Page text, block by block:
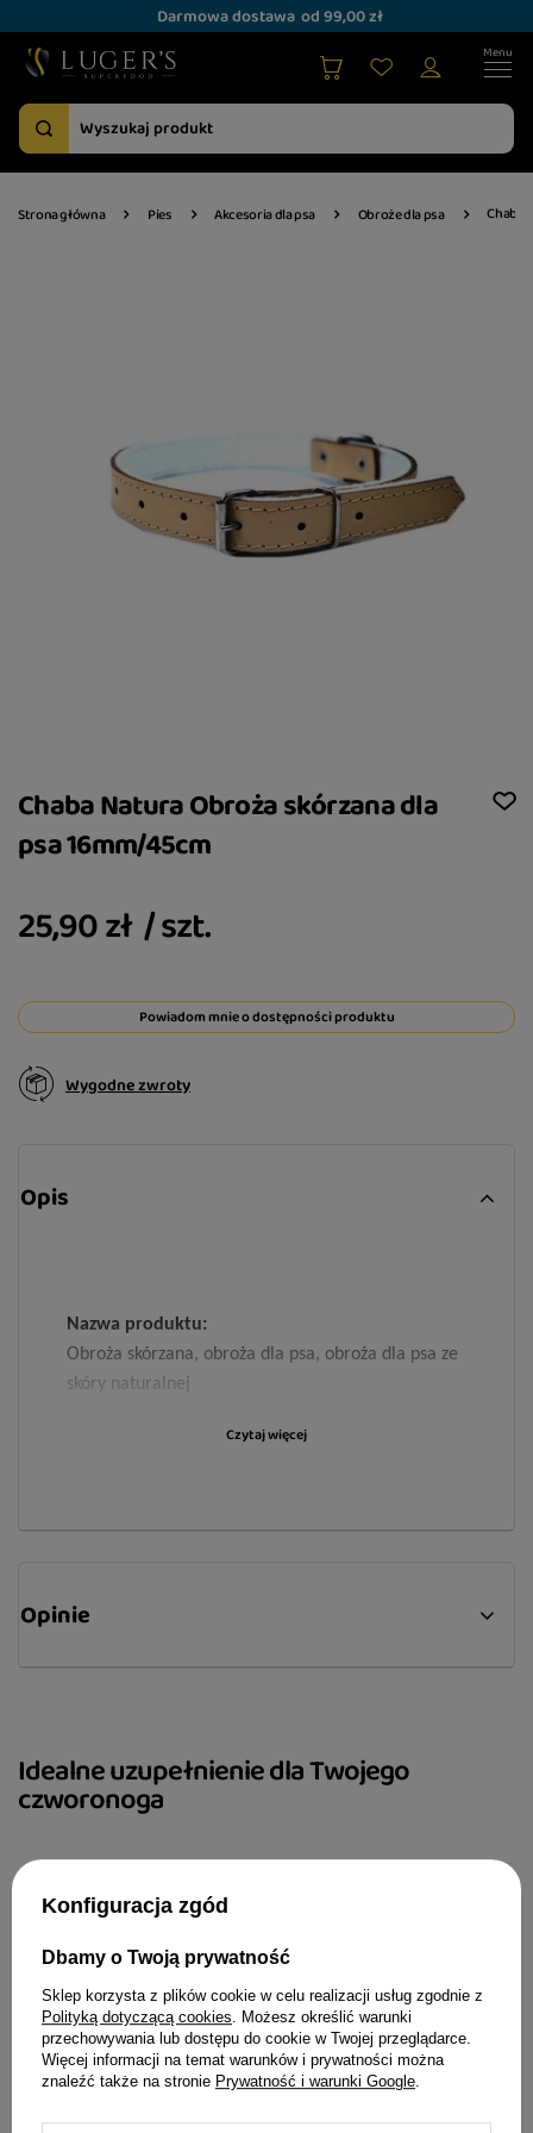
Darmowa dostawa od 99,00 zł
Strona główna Pies Akcesoria dla psa Obroże dla psa Chaba
Chaba Natura Obroża skórzana dla
psa 16mm/45cm
25,90 zł /szt.
Powiadom mnie o dostępności produktu
Wygodne zwroty
Opis
Nazwa produktu:
Obroża skórzana, obroża dla psa, obroża dla psa ze
skóry naturalnej
Składniki:
Pies
transport
ozdobnej, zgrabnej obroży wykonanej ze skóry
czworonoga stawiający na bezpretensjonalność.
Trwałość materiałów – skóry i chromowanych
wykończeń – oraz świetna jakość wykonania są
gwarancją, że obroża posłuży psiakowi przez wiele
lat bez względu na jego gabaryty. Idealna obroża
musi dobrze przylegać, ale i nie zaciskać się zbyt
Czytaj więcej
Opinie
Idealne uzupełnienie dla Twojego
czworonoga
21,99 zł
Konfiguracja zgód
Dbamy o Twoją prywatność
Sklep korzysta z plików cookie w celu realizacji usług zgodnie z
Polityką dotyczącą cookies . Możesz określić warunki
przechowywania lub dostępu do cookie w Twojej przeglądarce.
Więcej informacji na temat warunków i prywatności można
znaleźć także na stronie Prywatność i warunki Google